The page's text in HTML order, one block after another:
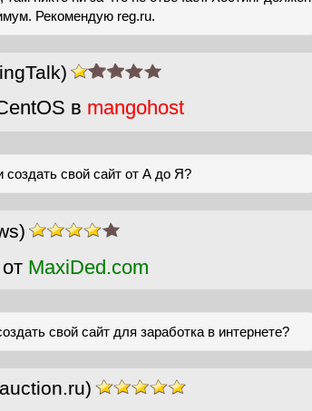
Рекомендую reg.ru.
в mangohost
создать свой сайт от А до Я?
MaxiDed.com
свой сайт для заработка в интернете?